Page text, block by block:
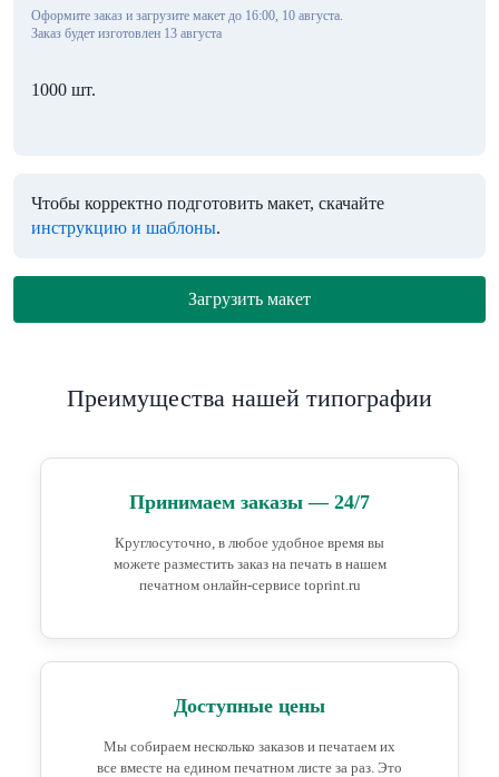
Оформите заказ и загрузите макет до 16:00, 10 августа.
Заказ будет изготовлен 13 августа
1000 шт.
Чтобы корректно подготовить макет, скачайте
инструкцию и шаблоны.
Загрузить макет
Преимущества нашей типографии
Принимаем заказы — 24/7
Круглосуточно, в любое удобное время вы
можете разместить заказ на печать в нашем
печатном онлайн-сервисе toprint.ru
Доступные цены
Мы собираем несколько заказов и печатаем их
все вместе на едином печатном листе за раз. Это